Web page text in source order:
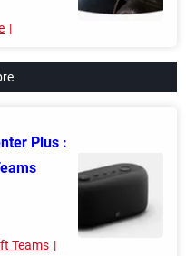
Plus :
Teams